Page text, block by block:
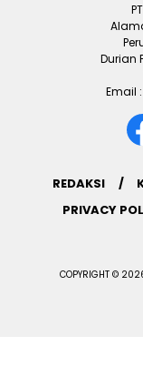
Durian
Email
REDAKSI
PRIVACY
COPYRIGHT ©